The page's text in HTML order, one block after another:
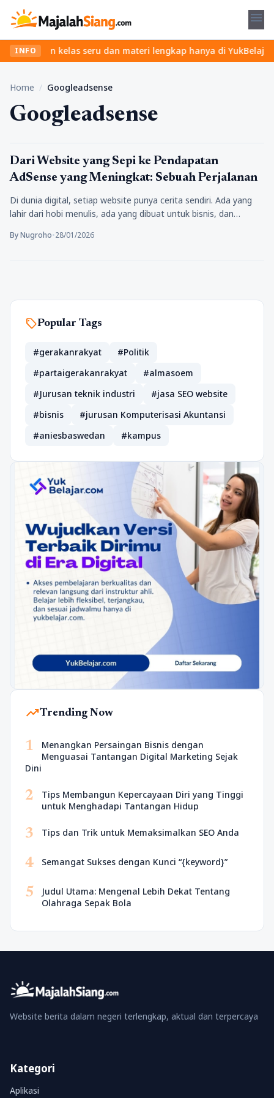
menu
INFO kelas seru dan materi lengkap hanya di
Home / Googleadsense
Googleadsense
Bisnis
Dari Website yang Sepi ke Pendapatan
AdSense yang Meningkat: Sebuah Perjalanan
Di dunia digital, setiap website punya cerita sendiri. Ada yang
lahir dari hobi menulis, ada yang dibuat untuk bisnis, dan…
By Nugroho•28/01/2026
sellPopular Tags
#gerakanrakyat
#Politik
#partaigerakanrakyat
#almasoem
#Jurusan teknik industri
#jasa SEO website
#bisnis
#jurusan Komputerisasi Akuntansi
#aniesbaswedan
#kampus
trending_upTrending Now
1
Menangkan Persaingan Bisnis dengan
Menguasai Tantangan Digital Marketing Sejak
Dini
2
Tips Membangun Kepercayaan Diri yang Tinggi
untuk Menghadapi Tantangan Hidup
3 Tips dan Trik untuk Memaksimalkan SEO Anda
4 Semangat Sukses dengan Kunci “{keyword}”
5
Judul Utama: Mengenal Lebih Dekat Tentang
Olahraga Sepak Bola
Website berita dalam negeri terlengkap, aktual dan terpercaya
Kategori
Aplikasi